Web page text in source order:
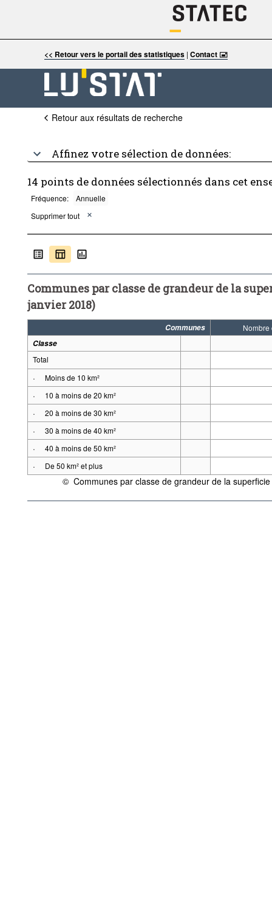
<< Retour vers le portail des statistiques| Contact 🖃
Retour aux résultats de recherche
Affinez votre sélection de données:
14 points de données sélectionnés dans cet
Fréquence:
Annuelle
Supprimer tout
Communes par classe de grandeur de la
janvier 2018)
Communes
Nombre
Classe
Total
· Moins de 10 km²
· 10 à moins de 20 km²
· 20 à moins de 30 km²
· 30 à moins de 40 km²
· 40 à moins de 50 km²
· De 50 km² et plus
© Communes par classe de grandeur de la